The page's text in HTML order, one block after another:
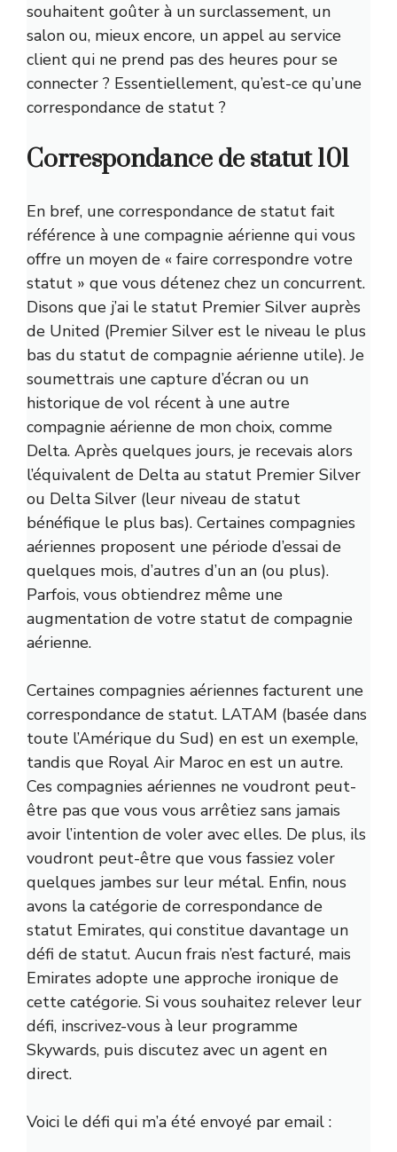
souhaitent goûter à un surclassement, un
salon ou, mieux encore, un appel au service
client qui ne prend pas des heures pour se
connecter ? Essentiellement, qu’est-ce qu’une
correspondance de statut ?
Correspondance de statut 101
En bref, une correspondance de statut fait
référence à une compagnie aérienne qui vous
offre un moyen de « faire correspondre votre
statut » que vous détenez chez un concurrent.
Disons que j’ai le statut Premier Silver auprès
de United (Premier Silver est le niveau le plus
bas du statut de compagnie aérienne utile). Je
soumettrais une capture d’écran ou un
historique de vol récent à une autre
compagnie aérienne de mon choix, comme
Delta. Après quelques jours, je recevais alors
l’équivalent de Delta au statut Premier Silver
ou Delta Silver (leur niveau de statut
bénéfique le plus bas). Certaines compagnies
aériennes proposent une période d’essai de
quelques mois, d’autres d’un an (ou plus).
Parfois, vous obtiendrez même une
augmentation de votre statut de compagnie
aérienne.
Certaines compagnies aériennes facturent une
correspondance de statut. LATAM (basée dans
toute l’Amérique du Sud) en est un exemple,
tandis que Royal Air Maroc en est un autre.
Ces compagnies aériennes ne voudront peut-
être pas que vous vous arrêtiez sans jamais
avoir l’intention de voler avec elles. De plus, ils
voudront peut-être que vous fassiez voler
quelques jambes sur leur métal. Enfin, nous
avons la catégorie de correspondance de
statut Emirates, qui constitue davantage un
défi de statut. Aucun frais n’est facturé, mais
Emirates adopte une approche ironique de
cette catégorie. Si vous souhaitez relever leur
défi, inscrivez-vous à leur programme
Skywards, puis discutez avec un agent en
direct.
Voici le défi qui m’a été envoyé par email :